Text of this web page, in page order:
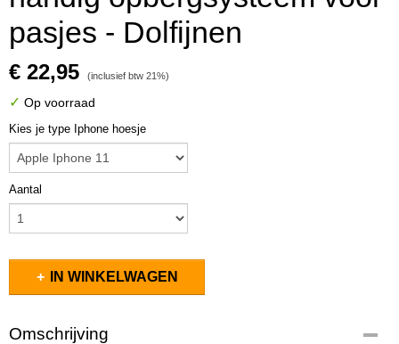
pasjes - Dolfijnen
€ 22,95 (inclusief btw 21%)
✓ Op voorraad
Kies je type Iphone hoesje
Aantal
IN WINKELWAGEN
Omschrijving